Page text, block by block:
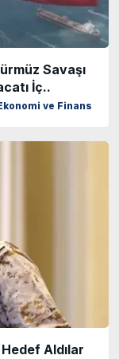
Savaşı
İç..
ve Finans
Aldılar